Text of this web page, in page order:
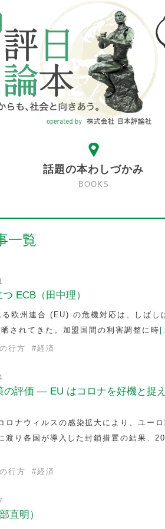
話題の本わしづかみ
BOOKS
一覧
ECB（田中理）
欧州連合 (EU) の危機対応は、しばし
れてきた。加盟国間の利害調整に時
行方 #経済
の評価 — EU はコロナを好機と捉
ナウィルスの感染拡大により、ユー
り各国が導入した封鎖措置の結果、
行方 #経済
直明）